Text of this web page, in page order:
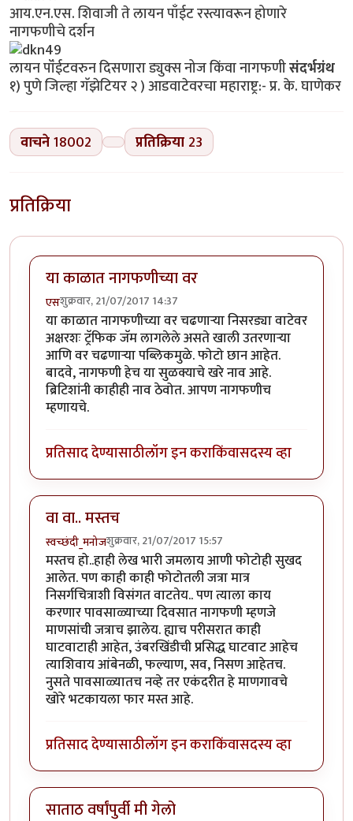
आय.एन.एस. शिवाजी ते लायन पाँईट रस्त्यावरून होणारे
नागफणीचे दर्शन
लायन पॉंईटवरुन दिसणारा ड्युक्स नोज किंवा नागफणीसंदर्भग्रंथ
१) पुणे जिल्हा गॅझेटियर २ ) आडवाटेवरचा महाराष्ट्र:- प्र. के. घाणेकर
वाचने18002 प्रतिक्रिया 23
प्रतिक्रिया
या काळात नागफणीच्या वर
एसशुक्रवार, 21/07/2017 14:37
या काळात नागफणीच्या वर चढणाऱ्या निसरड्या वाटेवर
अक्षरशः ट्रॅफिक जॅम लागलेले असते खाली उतरणाऱ्या
आणि वर चढणाऱ्या पब्लिकमुळे. फोटो छान आहेत.
बादवे, नागफणी हेच या सुळक्याचे खरे नाव आहे.
ब्रिटिशांनी काहीही नाव ठेवोत. आपण नागफणीच
म्हणायचे.
प्रतिसाद देण्यासाठीलॉग इन कराकिंवासदस्य व्हा
वा वा.. मस्तच
स्वच्छंदी_मनोजशुक्रवार, 21/07/2017 15:57
मस्तच हो..हाही लेख भारी जमलाय आणी फोटोही सुखद
आलेत. पण काही काही फोटोतली जत्रा मात्र
निसर्गचित्राशी विसंगत वाटतेय.. पण त्याला काय
करणार पावसाळ्याच्या दिवसात नागफणी म्हणजे
माणसांची जत्राच झालेय. ह्याच परीसरात काही
घाटवाटाही आहेत, उंबरखिंडीची प्रसिद्ध घाटवाट आहेच
त्याशिवाय आंबेनळी, फल्याण, सव, निसण आहेतच.
नुसते पावसाळ्यातच नव्हे तर एकंदरीत हे माणगावचे
खोरे भटकायला फार मस्त आहे.
प्रतिसाद देण्यासाठीलॉग इन कराकिंवासदस्य व्हा
साताठ वर्षांपुर्वी मी गेलो